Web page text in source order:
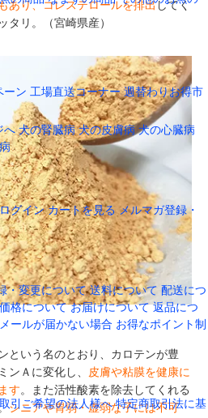
ーン 工場直送コーナー 週替わりお得市
へ 犬の腎臓病 犬の皮膚病 犬の心臓病
ログイン カートを見る メルマガ登録・
・変更について 送料について 配送につ
格について お届けについて 返品につ
メールが届かない場合 お得なポイント制
引ご希望の法人様へ 特定商取引法に基
あり、コレステロールを排出してく
タリ。（宮崎県産）
という名のとおり、カロテンが豊
ンＡに変化し、 皮膚や粘膜を健康に
す。また活性酸素を除去してくれる
シニアや胃弱・虚弱な子には不可